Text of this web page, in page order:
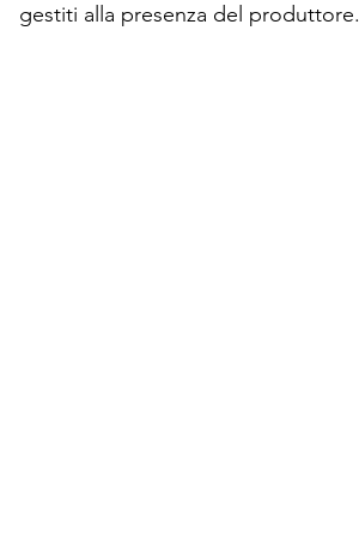
gestiti alla presenza del produttore.